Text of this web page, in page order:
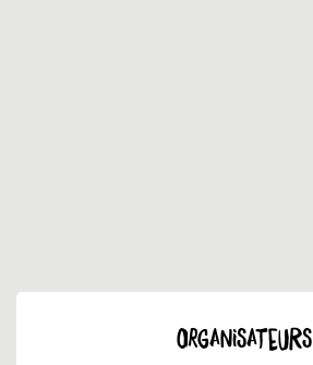
ORGANISATEURS